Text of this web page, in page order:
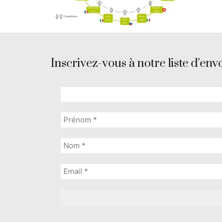
Inscrivez-vous à notre liste